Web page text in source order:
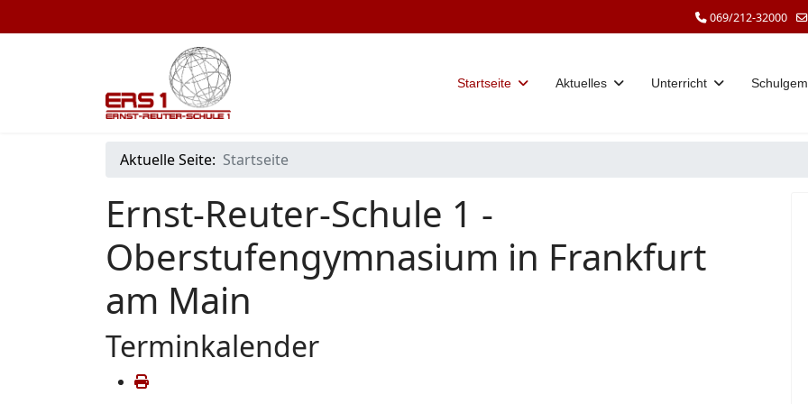
069/212-32000
Startseite Aktuelles Unterricht
Aktuelle Seite: Startseite
Ernst-Reuter-Schule 1 -
Oberstufengymnasium in Frankfurt
am Main
Terminkalender